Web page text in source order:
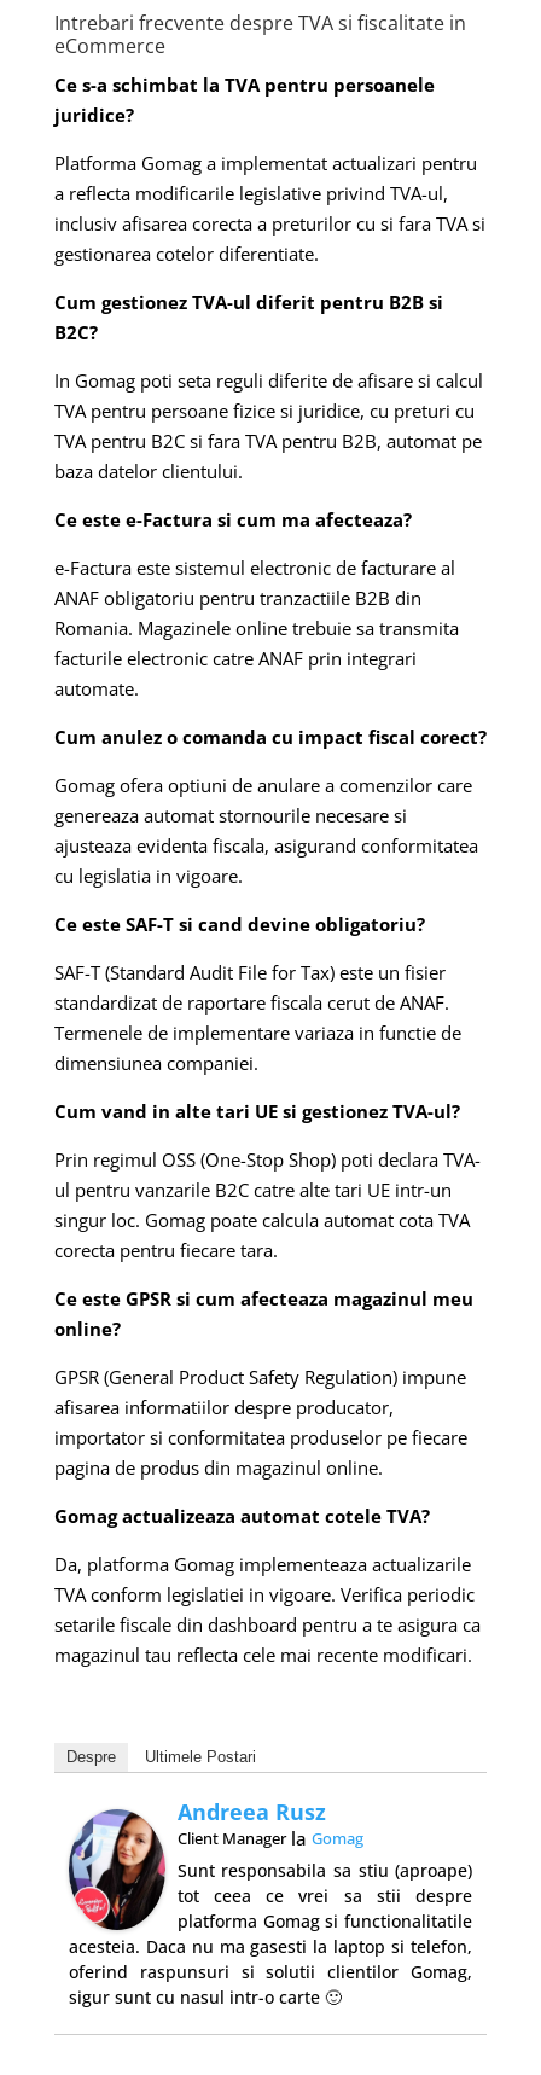
Intrebari frecvente despre TVA si fiscalitate in
eCommerce
Ce s-a schimbat la TVA pentru persoanele
juridice?
Platforma Gomag a implementat actualizari pentru
a reflecta modificarile legislative privind TVA-ul,
inclusiv afisarea corecta a preturilor cu si fara TVA si
gestionarea cotelor diferentiate.
Cum gestionez TVA-ul diferit pentru B2B si
B2C?
In Gomag poti seta reguli diferite de afisare si calcul
TVA pentru persoane fizice si juridice, cu preturi cu
TVA pentru B2C si fara TVA pentru B2B, automat pe
baza datelor clientului.
Ce este e-Factura si cum ma afecteaza?
e-Factura este sistemul electronic de facturare al
ANAF obligatoriu pentru tranzactiile B2B din
Romania. Magazinele online trebuie sa transmita
facturile electronic catre ANAF prin integrari
automate.
Cum anulez o comanda cu impact fiscal corect?
Gomag ofera optiuni de anulare a comenzilor care
genereaza automat stornourile necesare si
ajusteaza evidenta fiscala, asigurand conformitatea
cu legislatia in vigoare.
Ce este SAF-T si cand devine obligatoriu?
SAF-T (Standard Audit File for Tax) este un fisier
standardizat de raportare fiscala cerut de ANAF.
Termenele de implementare variaza in functie de
dimensiunea companiei.
Cum vand in alte tari UE si gestionez TVA-ul?
Prin regimul OSS (One-Stop Shop) poti declara TVA-
ul pentru vanzarile B2C catre alte tari UE intr-un
singur loc. Gomag poate calcula automat cota TVA
corecta pentru fiecare tara.
Ce este GPSR si cum afecteaza magazinul meu
online?
GPSR (General Product Safety Regulation) impune
afisarea informatiilor despre producator,
importator si conformitatea produselor pe fiecare
pagina de produs din magazinul online.
Gomag actualizeaza automat cotele TVA?
Da, platforma Gomag implementeaza actualizarile
TVA conform legislatiei in vigoare. Verifica periodic
setarile fiscale din dashboard pentru a te asigura ca
magazinul tau reflecta cele mai recente modificari.
Despre Ultimele Postari
Andreea Rusz
Client Managerla Gomag
Sunt responsabila sa stiu (aproape)
tot ceea ce vrei sa stii despre
platforma Gomag si functionalitatile
acesteia. Daca nu ma gasesti la laptop si telefon,
oferind raspunsuri si solutii clientilor Gomag,
sigur sunt cu nasul intr-o carte 🙂